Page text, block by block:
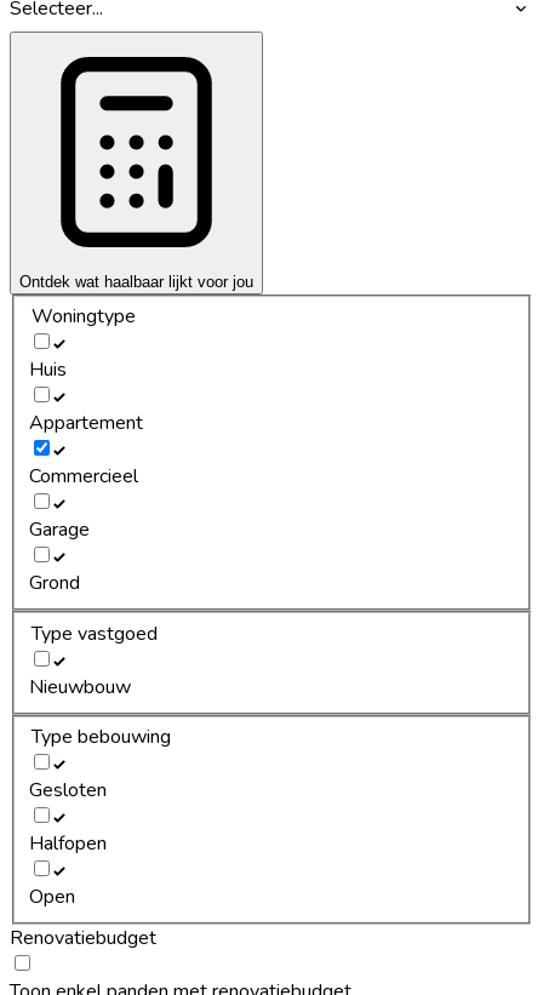
Selecteer...
Ontdek wat haalbaar lijkt voor jou
Woningtype
Huis
Appartement
Commercieel
Garage
Grond
Type vastgoed
Nieuwbouw
Type bebouwing
Gesloten
Halfopen
Open
Renovatiebudget